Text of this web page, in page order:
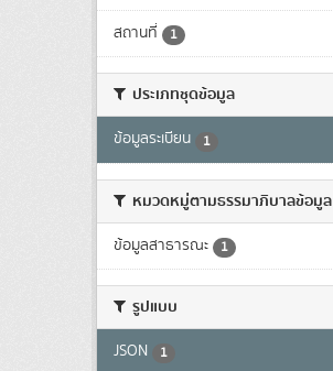
สถานที่ 1
ประเภทชุดข้อมูล
ข้อมูลระเบียน 1
หมวดหมู่ตามธรรมาภิบาลข้อมูล
ข้อมูลสาธารณะ 1
รูปแบบ
JSON 1